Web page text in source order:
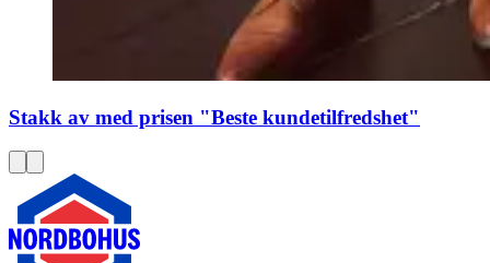
Stakk av med prisen "Beste kundetilfredshet"